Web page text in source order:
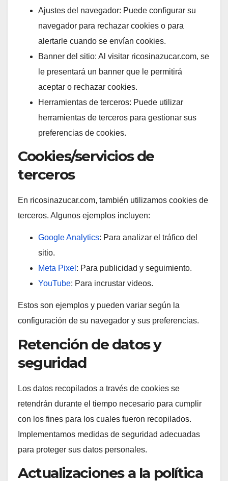
Ajustes del navegador: Puede configurar su
navegador para rechazar cookies o para
alertarle cuando se envían cookies.
Banner del sitio: Al visitar ricosinazucar.com, se
le presentará un banner que le permitirá
aceptar o rechazar cookies.
Herramientas de terceros: Puede utilizar
herramientas de terceros para gestionar sus
preferencias de cookies.
Cookies/servicios de
terceros
En ricosinazucar.com, también utilizamos cookies de
terceros. Algunos ejemplos incluyen:
Google Analytics: Para analizar el tráfico del
sitio.
Meta Pixel : Para publicidad y seguimiento.
YouTube: Para incrustar videos.
Estos son ejemplos y pueden variar según la
configuración de su navegador y sus preferencias.
Retención de datos y
seguridad
Los datos recopilados a través de cookies se
retendrán durante el tiempo necesario para cumplir
con los fines para los cuales fueron recopilados.
Implementamos medidas de seguridad adecuadas
para proteger sus datos personales.
Actualizaciones a la política